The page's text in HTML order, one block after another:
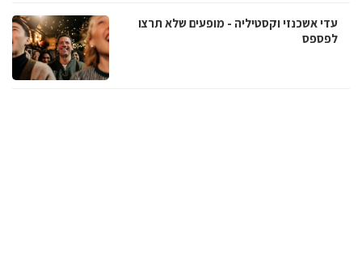
עדי אשכנזי וקסטיליה - מופעים שלא תרצו
לפספס